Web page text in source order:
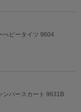
べビータイツ 9604
ンパースカート 9631B